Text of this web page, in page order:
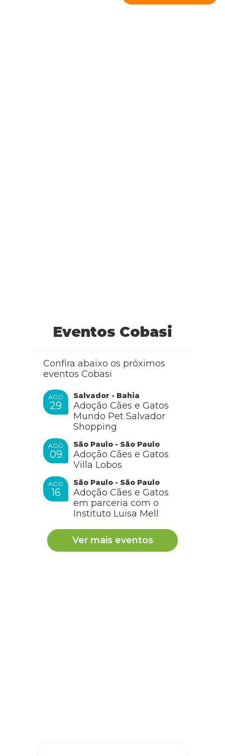
Eventos Cobasi
Confira abaixo os próximos
eventos Cobasi
AGO
29
Salvador - Bahia
Adoção Cães e Gatos
Mundo Pet Salvador
Shopping
AGO
09
São Paulo - São Paulo
Adoção Cães e Gatos
Villa Lobos
AGO
16
São Paulo - São Paulo
Adoção Cães e Gatos
em parceria com o
Instituto Luisa Mell
Ver mais eventos